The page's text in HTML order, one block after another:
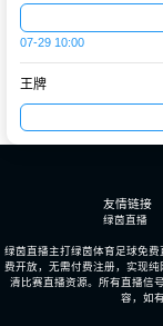
07-29 10:00
王牌
友情链接
绿茵直播
绿茵直播主打绿茵体育足球免
费开放，无需付费注册，实现
清比赛直播资源。所有直播信
容，如